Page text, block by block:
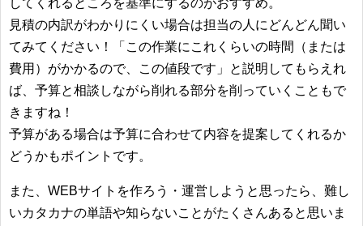
見積の内訳がわかりにくい場合は担当の人にどんどん聞い
てみてください！「この作業にこれくらいの時間（または
費用）がかかるので、この値段です」と説明してもらえれ
ば、予算と相談しながら削れる部分を削っていくこともで
きますね！
予算がある場合は予算に合わせて内容を提案してくれるか
どうかもポイントです。
また、WEBサイトを作ろう・運営しようと思ったら、難し
いカタカナの単語や知らないことがたくさんあると思いま